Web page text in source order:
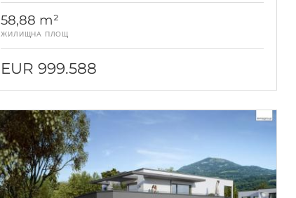
58,88 m²
ЖИЛИЩНА ПЛОЩ
EUR 999.588